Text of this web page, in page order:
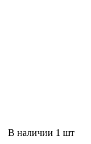
В наличии 1 шт